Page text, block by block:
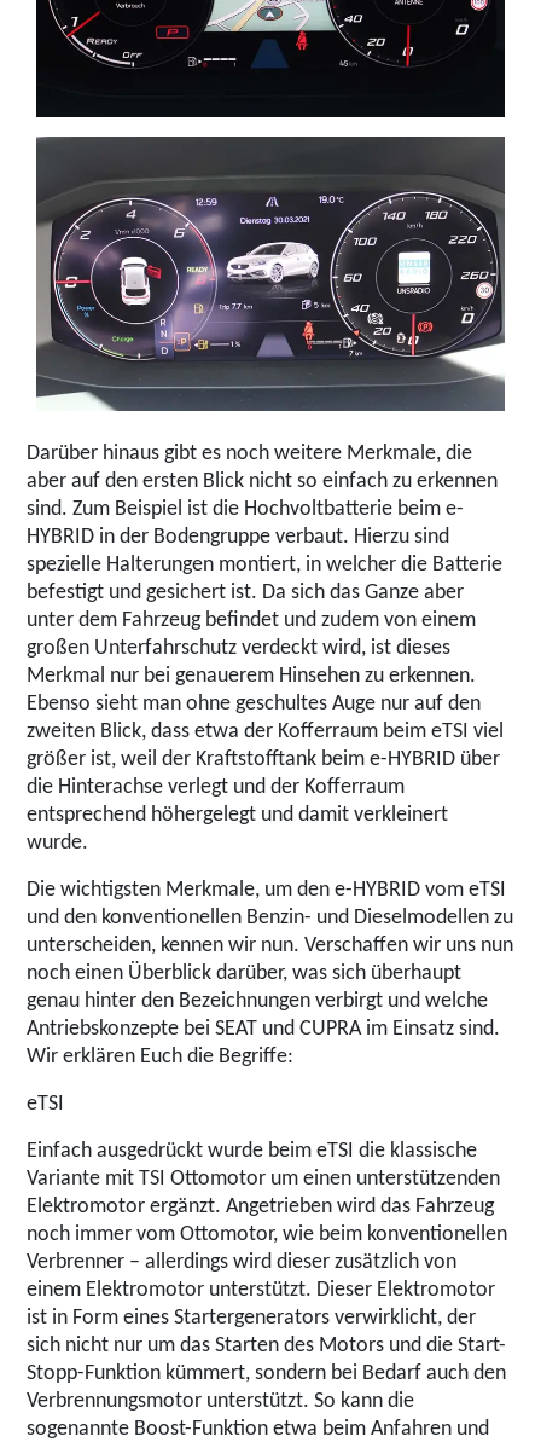
Darüber hinaus gibt es noch weitere Merkmale, die
aber auf den ersten Blick nicht so einfach zu erkennen
sind. Zum Beispiel ist die Hochvoltbatterie beim e-
HYBRID in der Bodengruppe verbaut. Hierzu sind
spezielle Halterungen montiert, in welcher die Batterie
befestigt und gesichert ist. Da sich das Ganze aber
unter dem Fahrzeug befindet und zudem von einem
großen Unterfahrschutz verdeckt wird, ist dieses
Merkmal nur bei genauerem Hinsehen zu erkennen.
Ebenso sieht man ohne geschultes Auge nur auf den
zweiten Blick, dass etwa der Kofferraum beim eTSI viel
größer ist, weil der Kraftstofftank beim e-HYBRID über
die Hinterachse verlegt und der Kofferraum
entsprechend höhergelegt und damit verkleinert
wurde.
Die wichtigsten Merkmale, um den e-HYBRID vom eTSI
und den konventionellen Benzin- und Dieselmodellen zu
unterscheiden, kennen wir nun. Verschaffen wir uns nun
noch einen Überblick darüber, was sich überhaupt
genau hinter den Bezeichnungen verbirgt und welche
Antriebskonzepte bei SEAT und CUPRA im Einsatz sind.
Wir erklären Euch die Begriffe:
eTSI
Einfach ausgedrückt wurde beim eTSI die klassische
Variante mit TSI Ottomotor um einen unterstützenden
Elektromotor ergänzt. Angetrieben wird das Fahrzeug
noch immer vom Ottomotor, wie beim konventionellen
Verbrenner – allerdings wird dieser zusätzlich von
einem Elektromotor unterstützt. Dieser Elektromotor
ist in Form eines Startergenerators verwirklicht, der
sich nicht nur um das Starten des Motors und die Start-
Stopp-Funktion kümmert, sondern bei Bedarf auch den
Verbrennungsmotor unterstützt. So kann die
sogenannte Boost-Funktion etwa beim Anfahren und